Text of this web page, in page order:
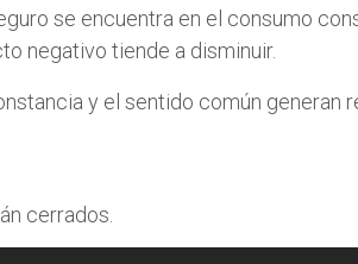
se encuentra en el consumo
negativo tiende a disminuir.
y el sentido común
cerrados.